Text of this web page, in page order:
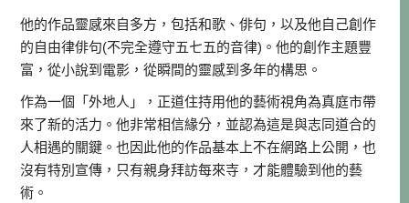
他的作品靈感來自多方，包括和歌、俳句，以及他自己創作
的自由律俳句(不完全遵守五七五的音律)。他的創作主題豐
富，從小說到電影，從瞬間的靈感到多年的構思。
作為一個「外地人」，正道住持用他的藝術視角為真庭市帶
來了新的活力。他非常相信緣分，並認為這是與志同道合的
人相遇的關鍵。也因此他的作品基本上不在網路上公開，也
沒有特別宣傳，只有親身拜訪每來寺，才能體驗到他的藝
術。